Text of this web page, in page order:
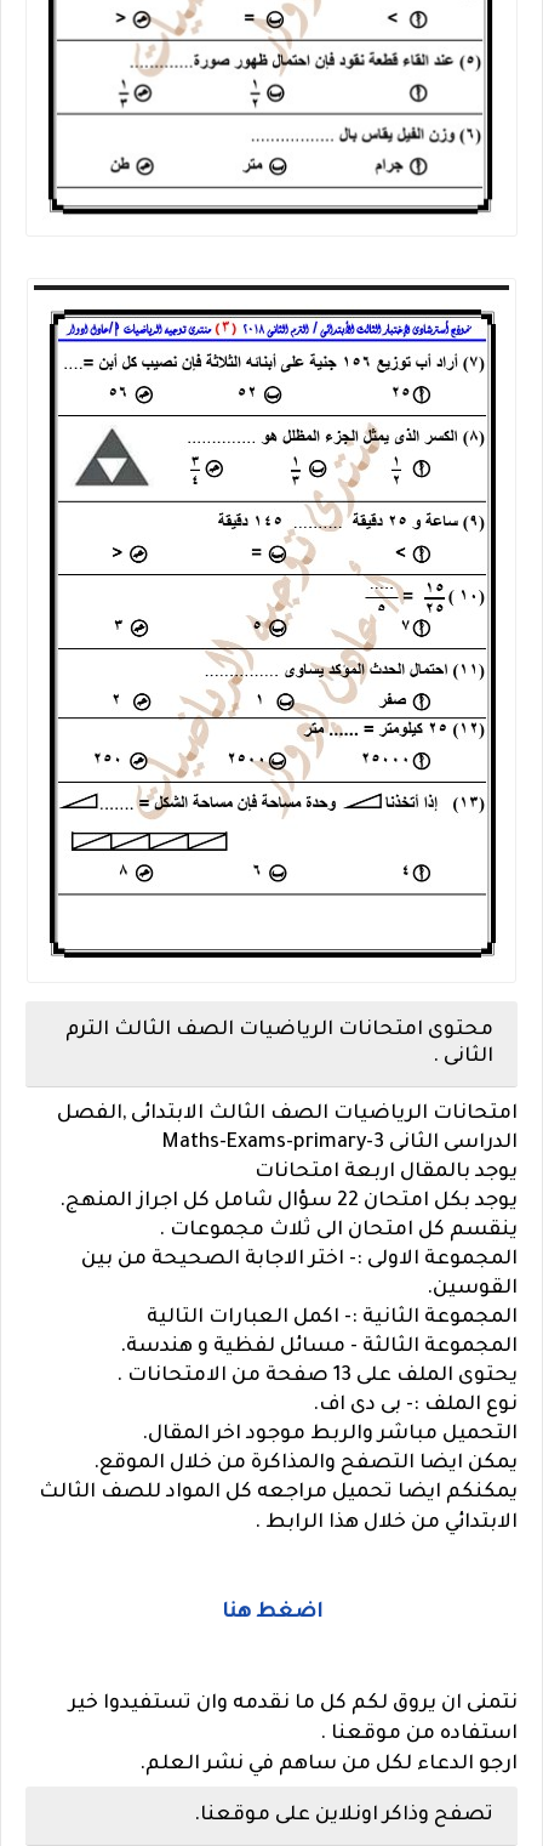
محتوى امتحانات الرياضيات الصف الثالث الترم
الثانى .
امتحانات الرياضيات الصف الثالث الابتدائى ,الفصل
الدراسى الثانى Maths-Exams-primary-3
يوجد بالمقال اربعة امتحانات
يوجد بكل امتحان 22 سؤال شامل كل اجراز المنهج.
ينقسم كل امتحان الى ثلاث مجموعات .
المجموعة الاولى :- اختر الاجابة الصحيحة من بين
القوسين.
المجموعة الثانية :- اكمل العبارات التالية
المجموعة الثالثة - مسائل لفظية و هندسة.
يحتوى الملف على 13 صفحة من الامتحانات .
نوع الملف :- بى دى اف.
التحميل مباشر والربط موجود اخر المقال.
يمكن ايضا التصفح والمذاكرة من خلال الموقع.
يمكنكم ايضا تحميل مراجعه كل المواد للصف الثالث
الابتدائي من خلال هذا الرابط .
اضغط هنا
نتمنى ان يروق لكم كل ما نقدمه وان تستفيدوا خير
استفاده من موقعنا .
ارجو الدعاء لكل من ساهم في نشر العلم.
تصفح وذاكر اونلاين على موقعنا.